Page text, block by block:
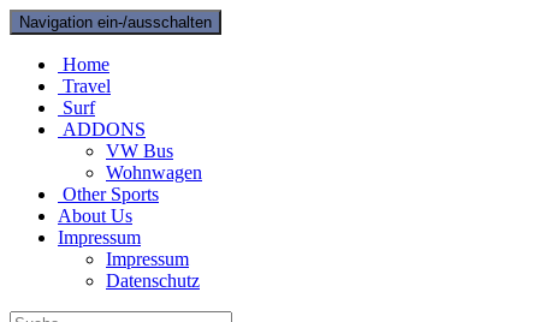
Navigation ein-/ausschalten
Home
Travel
Surf
ADDONS
VW Bus
Wohnwagen
Other Sports
About Us
Impressum
Impressum
Datenschutz